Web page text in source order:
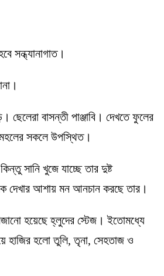
সন্ধ্যানাগাত।
ছেলেরা বাসন্তী পাঞ্জাবি। দেখতে ফুলের
সকলে উপস্থিত।
সানি খুজে যাচ্ছে তার দুষ্ট
দেখার আশায় মন আনচান করছে তার।
হয়েছে হ্লুদের স্টেজ। ইতোমধ্যে
হাজির হলো তুলি, তৃনা, সেহতাজ ও